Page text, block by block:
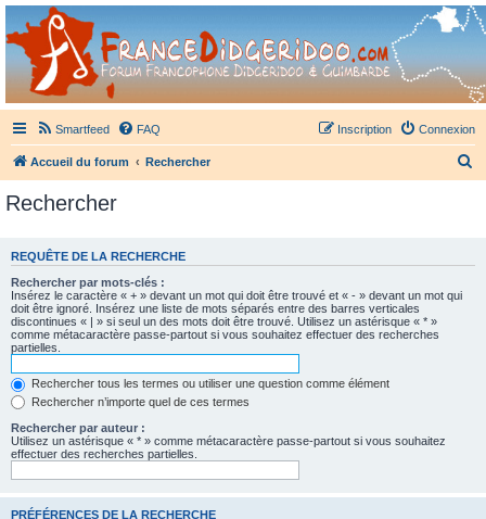
France Didgeridoo
Didgeridoo et Guimbarde sur France Didgeridoo - retrouvez la communauté.
Smartfeed FAQ Connexion
Inscription
Accueil du forum Rechercher
e
Rechercher
REQUÊTE DE LA RECHERCHE
Rechercher par mots-clés :
Insérez le caractère « + » devant un mot qui doit être trouvé et « - » devant un mot qui
doit être ignoré. Insérez une liste de mots séparés entre des barres verticales
discontinues « | » si seul un des mots doit être trouvé. Utilisez un astérisque « * »
comme métacaractère passe-partout si vous souhaitez effectuer des recherches
partielles.
Rechercher tous les termes ou utiliser une question comme élément
Rechercher n’importe quel de ces termes
Rechercher par auteur :
Utilisez un astérisque « * » comme métacaractère passe-partout si vous souhaitez
effectuer des recherches partielles.
PRÉFÉRENCES DE LA RECHERCHE